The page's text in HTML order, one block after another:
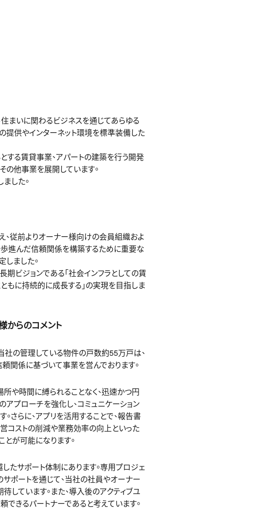
まいに関わるビジネスを通じてあらゆる
提供やインターネット環境を標準装備した
する賃貸事業、アパートの建築を行う開発
他事業を展開しています。
した。
従前よりオーナー様向けの会員組織およ
歩進んだ信頼関係を構築するために重要な
ました。
ビジョンである「社会インフラとしての賃
もに持続的に成長する」の実現を目指しま
らのコメント
の管理している物件の戸数約55万戸は、
関係に基づいて事業を営んでおります。
所や時間に縛られることなく、迅速かつ円
プローチを強化し、コミュニケーション
さらに、アプリを活用することで、報告書
コストの削減や業務効率の向上といった
が可能になります。
たサポート体制にあります。専用プロジェ
ポートを通じて、当社の社員やオーナー
しています。また、導入後のアクティブユ
きるパートナーであると考えています。